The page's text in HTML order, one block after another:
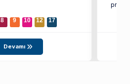
8 9 10 12 17
Devamı